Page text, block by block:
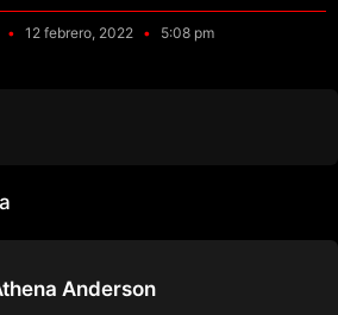
12 febrero, 2022 5:08 pm
Anderson